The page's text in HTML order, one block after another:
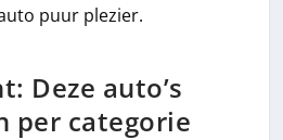
puur plezier.
Deze auto’s
per categorie